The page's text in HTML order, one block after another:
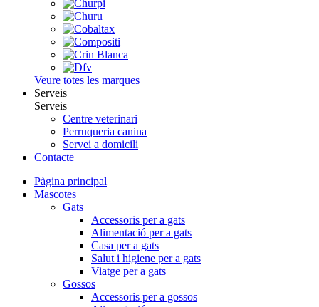
Veure totes les marques
Serveis
Serveis
Centre veterinari
Perruqueria canina
Servei a domicili
Contacte
Pàgina principal
Mascotes
Gats
Accessoris per a gats
Alimentació per a gats
Casa per a gats
Salut i higiene per a gats
Viatge per a gats
Gossos
Accessoris per a gossos